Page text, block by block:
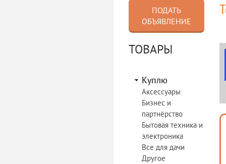
ПОДАТЬ
ОБЪЯВЛЕНИЕ
ТОВАРЫ
Куплю
Аксессуары
Бизнес и
партнёрство
Бытовая техника и
электроника
Все для дачи
Другое